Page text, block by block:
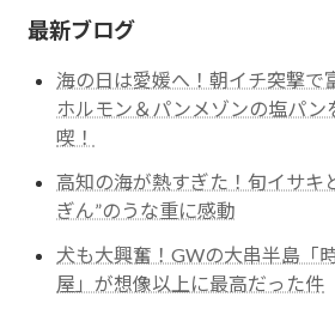
最新ブログ
海の日は愛媛へ！朝イチ突撃で
ホルモン＆パンメゾンの塩パン
喫！
高知の海が熱すぎた！旬イサキ
ぎん”のうな重に感動
犬も大興奮！GWの大串半島「
屋」が想像以上に最高だった件